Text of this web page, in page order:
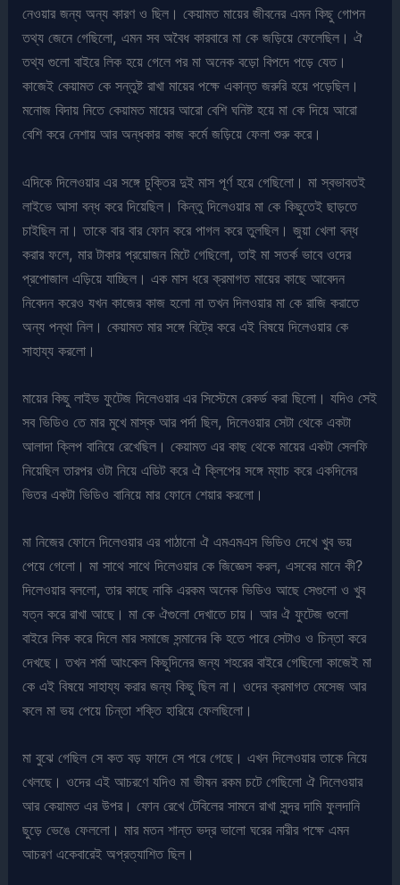
নেওয়ার জন্য অন্য কারণ ও ছিল। কেয়ামত মায়ের জীবনের এমন কিছু গোপন
তথ্য জেনে গেছিলো, এমন সব অবৈধ কারবারে মা কে জড়িয়ে ফেলেছিল। ঐ
তথ্য গুলো বাইরে লিক হয়ে গেলে পর মা অনেক বড়ো বিপদে পড়ে যেত।
কাজেই কেয়ামত কে সন্তুষ্ট রাখা মায়ের পক্ষে একান্ত জরুরি হয়ে পড়েছিল।
মনোজ বিদায় নিতে কেয়ামত মায়ের আরো বেশি ঘনিষ্ট হয়ে মা কে দিয়ে আরো
বেশি করে নেশায় আর অন্ধকার কাজ কর্মে জড়িয়ে ফেলা শুরু করে।
এদিকে দিলেওয়ার এর সঙ্গে চুক্তির দুই মাস পূর্ণ হয়ে গেছিলো। মা স্বভাবতই
লাইভে আসা বন্ধ করে দিয়েছিল। কিন্তু দিলেওয়ার মা কে কিছুতেই ছাড়তে
চাইছিল না। তাকে বার বার ফোন করে পাগল করে তুলছিল। জুয়া খেলা বন্ধ
করার ফলে, মার টাকার প্রয়োজন মিটে গেছিলো, তাই মা সতর্ক ভাবে ওদের
প্রপোজাল এড়িয়ে যাচ্ছিল। এক মাস ধরে ক্রমাগত মায়ের কাছে আবেদন
নিবেদন করেও যখন কাজের কাজ হলো না তখন দিলওয়ার মা কে রাজি করাতে
অন্য পন্থা নিল। কেয়ামত মার সঙ্গে বিট্রে করে এই বিষয়ে দিলেওয়ার কে
সাহায্য করলো।
মায়ের কিছু লাইভ ফুটেজ দিলেওয়ার এর সিস্টেমে রেকর্ড করা ছিলো। যদিও সেই
সব ভিডিও তে মার মুখে মাস্ক আর পর্দা ছিল, দিলেওয়ার সেটা থেকে একটা
আলাদা ক্লিপ বানিয়ে রেখেছিল। কেয়ামত এর কাছ থেকে মায়ের একটা সেলফি
নিয়েছিল তারপর ওটা নিয়ে এডিট করে ঐ ক্লিপের সঙ্গে ম্যাচ করে একদিনের
ভিতর একটা ভিডিও বানিয়ে মার ফোনে শেয়ার করলো।
মা নিজের ফোনে দিলেওয়ার এর পাঠানো ঐ এমএমএস ভিডিও দেখে খুব ভয়
পেয়ে গেলো। মা সাথে সাথে দিলেওয়ার কে জিজ্ঞেস করল, এসবের মানে কী?
দিলেওয়ার বললো, তার কাছে নাকি এরকম অনেক ভিডিও আছে সেগুলো ও খুব
যত্ন করে রাখা আছে। মা কে ঐগুলো দেখাতে চায়। আর ঐ ফুটেজ গুলো
বাইরে লিক করে দিলে মার সমাজে সন্মানের কি হতে পারে সেটাও ও চিন্তা করে
দেখছে। তখন শর্মা আংকেল কিছুদিনের জন্য শহরের বাইরে গেছিলো কাজেই মা
কে এই বিষয়ে সাহায্য করার জন্য কিছু ছিল না। ওদের ক্রমাগত মেসেজ আর
কলে মা ভয় পেয়ে চিন্তা শক্তি হারিয়ে ফেলছিলো।
মা বুঝে গেছিল সে কত বড় ফাদে সে পরে গেছে। এখন দিলেওয়ার তাকে নিয়ে
খেলছে। ওদের এই আচরণে যদিও মা ভীষন রকম চটে গেছিলো ঐ দিলেওয়ার
আর কেয়ামত এর উপর। ফোন রেখে টেবিলের সামনে রাখা সুন্দর দামি ফুলদানি
ছুড়ে ভেঙে ফেললো। মার মতন শান্ত ভদ্র ভালো ঘরের নারীর পক্ষে এমন
আচরণ একেবারেই অপ্রত্যাশিত ছিল।